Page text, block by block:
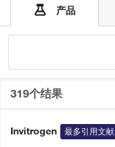
产品
319个结果
Invitrogen 最多引用文献